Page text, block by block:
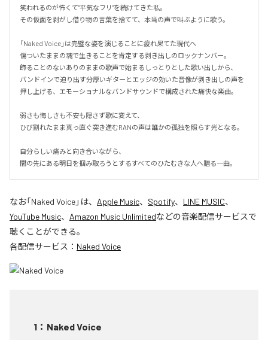
笑われるのが怖くて"平気なフリ"を続けてきた私。
その仮面を剥がし借り物の言葉を捨てて、本当の声で叫ぶように歌う。
「Naked Voice」は完璧な姿を演じることに疲れ果てた現代へ
傷ついたままの魂で生きることを肯定する剥き出しのロックナンバー。
飾ることのないありのままの歌声で始まるしっとりとした歌い出しから、
バンドインで迫り出す分厚いギターとエッジの効いた音像が剥き出しの声を
押し上げる、エモーショナルなバンドサウンドで構成された痛快な楽曲。
弱さも悔しさも不安も隠さず歌に変えて、
ひび割れたまま真っ直ぐ突き進むRANの声は誰かの孤独を照らす光となる。
自分らしい痛みと向き合いながら、
闇の先にある明日を掴み取ろうとするすべてのひたむきな人へ贈る一曲。
なお「Naked Voice」は、 Apple Music、 Spotify、 LINE MUSIC、
YouTube Music、 Amazon Music Unlimitedなどの音楽配信サービスで
聴くことができる。
各配信サービス： Naked Voice
1 ： Naked Voice